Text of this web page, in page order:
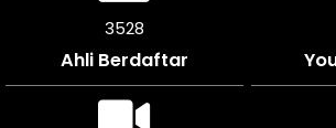
3966
Ahli Berdaftar